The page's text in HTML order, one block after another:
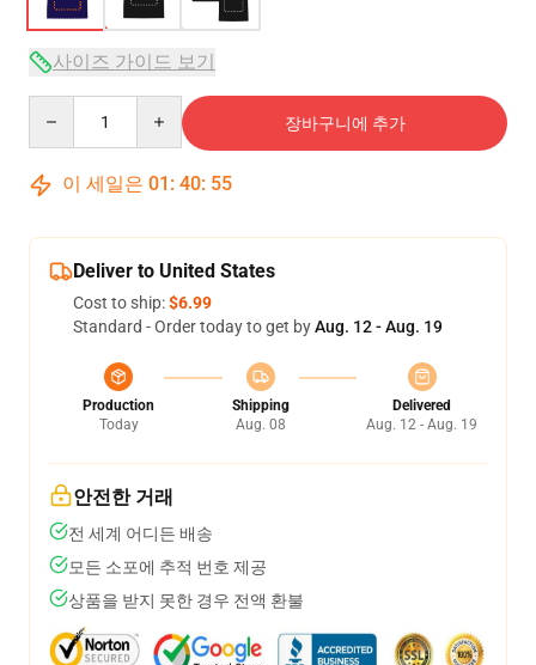
사이즈 가이드 보기
장바구니에 추가
이 세일은 01 : 40: 54
Deliver to United States
Cost to ship:$6.99
Standard - Order today to get byAug. 12 - Aug. 19
Production
Today
Shipping
Aug. 08
Delivered
Aug. 12 - Aug. 19
안전한 거래
전 세계 어디든 배송
모든 소포에 추적 번호 제공
상품을 받지 못한 경우 전액 환불